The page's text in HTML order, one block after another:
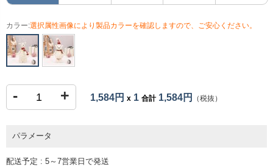
カラー:選択属性画像により製品カラーを確認しますので、ご安心ください。
- + 1,584円 x 1 合計1,584円 （税抜）
パラメータ
配送予定 : 5～7営業日で発送